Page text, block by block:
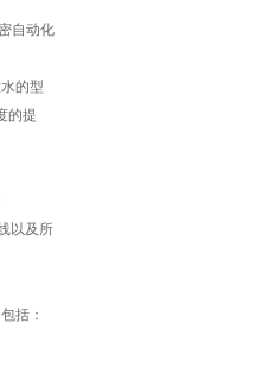
自动化
的型
的提
以及所
括：